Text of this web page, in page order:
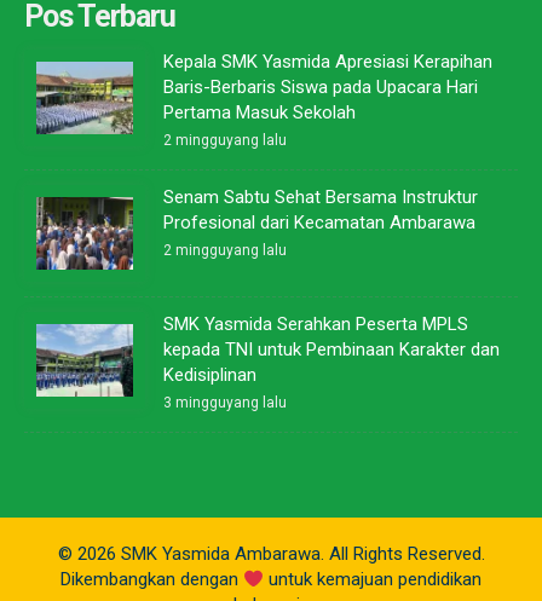
Pos Terbaru
Kepala SMK Yasmida Apresiasi Kerapihan
Baris-Berbaris Siswa pada Upacara Hari
Pertama Masuk Sekolah
2 mingguyang lalu
Senam Sabtu Sehat Bersama Instruktur
Profesional dari Kecamatan Ambarawa
2 mingguyang lalu
SMK Yasmida Serahkan Peserta MPLS
kepada TNI untuk Pembinaan Karakter dan
Kedisiplinan
3 mingguyang lalu
© 2026 SMK Yasmida Ambarawa. All Rights Reserved.
Dikembangkan dengan
untuk kemajuan pendidikan